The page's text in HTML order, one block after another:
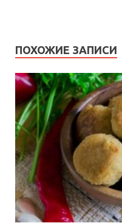
ПОХОЖИЕ ЗАПИСИ